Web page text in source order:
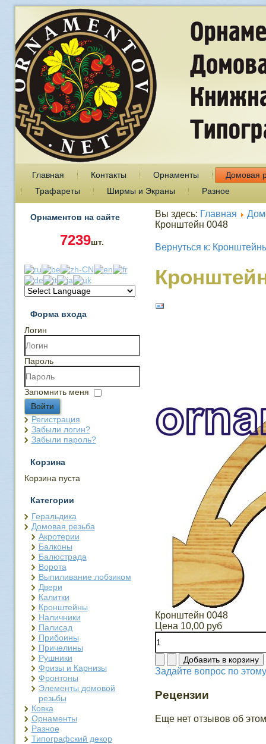
Главная Контакты Орнаменты
Домовая
Трафареты
Ширмы и Экраны Разное
Орнаментов на сайте
7239шт.
Форма входа
Логин
Пароль
Запомнить меня
Войти
Регистрация
Забыли логин?
Забыли пароль?
Корзина
Корзина пуста
Категории
Геральдика
Домовая резьба
Акротерии
Балконы
Балюстрада
Ворота
Выпиливание лобзиком
Двери
Калитки
Кронштейны
Наличники
Палисад
Прибоины
Причелины
Рушники
Фризы и Карнизы
Фронтоны
Элементы домовой
резьбы
Ковка
Орнаменты
Разное
Типографский декор
Вы здесь: Главная
Кронштейн 0048
Вернуться к:
Кронштейн 0048
Цена 10,00 руб
Задайте вопрос по
Рецензии
Еще нет отзывов об